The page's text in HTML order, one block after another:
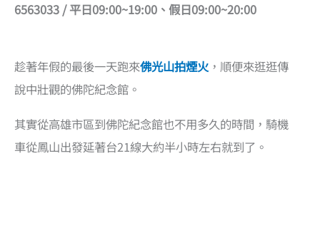
6563033 / 平日09:00~19:00、假日09:00~20:00
趁著年假的最後一天跑來佛光山拍煙火，順便來逛逛傳
說中壯觀的佛陀紀念館。
其實從高雄市區到佛陀紀念館也不用多久的時間，騎機
車從鳳山出發延著台21線大約半小時左右就到了。